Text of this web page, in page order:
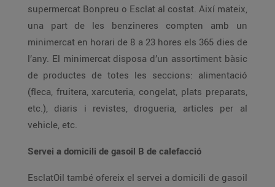
supermercat Bonpreu o Esclat al costat. Així mateix,
una part de les benzineres compten amb un
minimercat en horari de 8 a 23 hores els 365 dies de
l’any. El minimercat disposa d’un assortiment bàsic
de productes de totes les seccions: alimentació
(fleca, fruitera, xarcuteria, congelat, plats preparats,
etc.), diaris i revistes, drogueria, articles per al
vehicle, etc.
Servei a domicili de gasoil B de calefacció
EsclatOil també ofereix el servei a domicili de gasoil